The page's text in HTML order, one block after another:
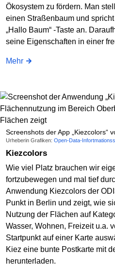
Ökosystem zu fördern. Man
einen Straßenbaum und
„Hallo Baum“ -Taste an.
seine Eigenschaften in einer
Mehr
Screenshots der App „Kiezcolors“
Urheberin Grafiken: Open-Data-
Kiezcolors
Wie viel Platz brauchen wir
fortzubewegen und mal tief
Anwendung Kiezcolors der
Punkt in Berlin und zeigt, wie
Nutzung der Flächen auf
Wasser, Wohnen, Freizeit u.a.
Startpunkt auf einer Karte
Kiez eine bunte Postkarte mit
herunterladen.